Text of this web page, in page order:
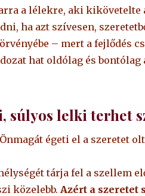
a lélekre, aki kikövetelte
ha azt szívesen,
– mert a fejlődés
hat oldólag és
súlyos lelki terhet
égeti el a szeretet
tárja fel a szellem
közelebb. Azért a szeretet